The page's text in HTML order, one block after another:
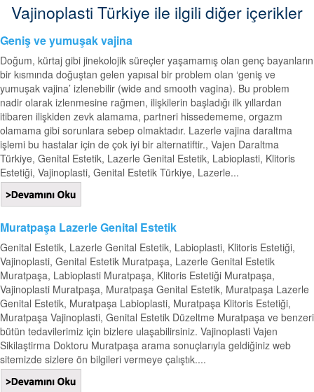
Vajinoplasti Türkiye ile ilgili diğer içerikler
Geniş ve yumuşak vajina
Doğum, kürtaj gibi jinekolojik süreçler yaşamamış olan genç bayanların
bir kısmında doğuştan gelen yapısal bir problem olan ‘geniş ve
yumuşak vajina’ izlenebilir (wide and smooth vagina). Bu problem
nadir olarak izlenmesine rağmen, ilişkilerin başladığı ilk yıllardan
itibaren ilişkiden zevk alamama, partneri hissedememe, orgazm
olamama gibi sorunlara sebep olmaktadır. Lazerle vajina daraltma
işlemi bu hastalar için de çok iyi bir alternatiftir., Vajen Daraltma
Türkiye, Genital Estetik, Lazerle Genital Estetik, Labioplasti, Klitoris
Estetiği, Vajinoplasti, Genital Estetik Türkiye, Lazerle...
Muratpaşa Lazerle Genital Estetik
Genital Estetik, Lazerle Genital Estetik, Labioplasti, Klitoris Estetiği,
Vajinoplasti, Genital Estetik Muratpaşa, Lazerle Genital Estetik
Muratpaşa, Labioplasti Muratpaşa, Klitoris Estetiği Muratpaşa,
Vajinoplasti Muratpaşa, Muratpaşa Genital Estetik, Muratpaşa Lazerle
Genital Estetik, Muratpaşa Labioplasti, Muratpaşa Klitoris Estetiği,
Muratpaşa Vajinoplasti, Genital Estetik Düzeltme Muratpaşa ve benzeri
bütün tedavilerimiz için bizlere ulaşabilirsiniz. Vajinoplasti Vajen
Sikilaştirma Doktoru Muratpaşa arama sonuçlarıyla geldiğiniz web
sitemizde sizlere ön bilgileri vermeye çalıştık....